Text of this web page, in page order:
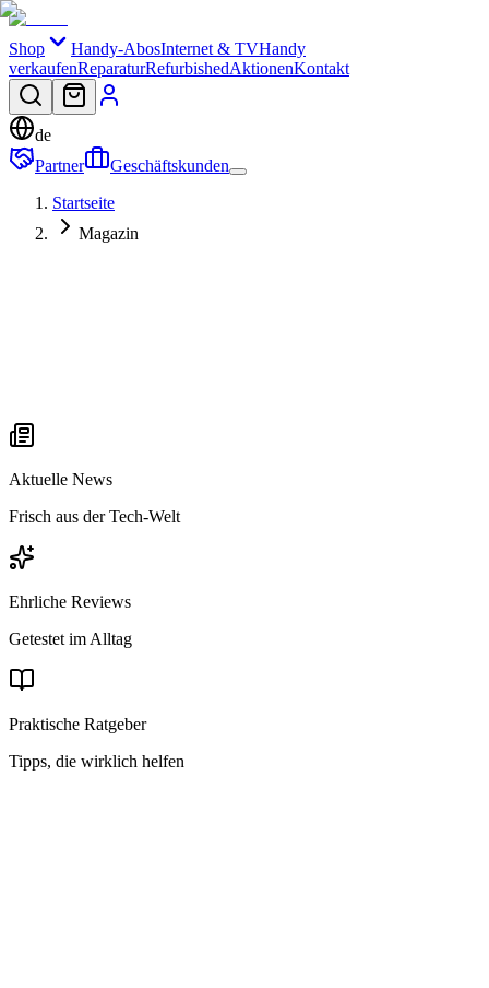
Shop Handy-AbosInternet & TVHandy
verkaufenReparaturRefurbishedAktionenKontakt
de
Partner
Geschäftskunden
Startseite
Magazin
Aktuelle News
Frisch aus der Tech-Welt
Ehrliche Reviews
Getestet im Alltag
Praktische Ratgeber
Tipps, die wirklich helfen